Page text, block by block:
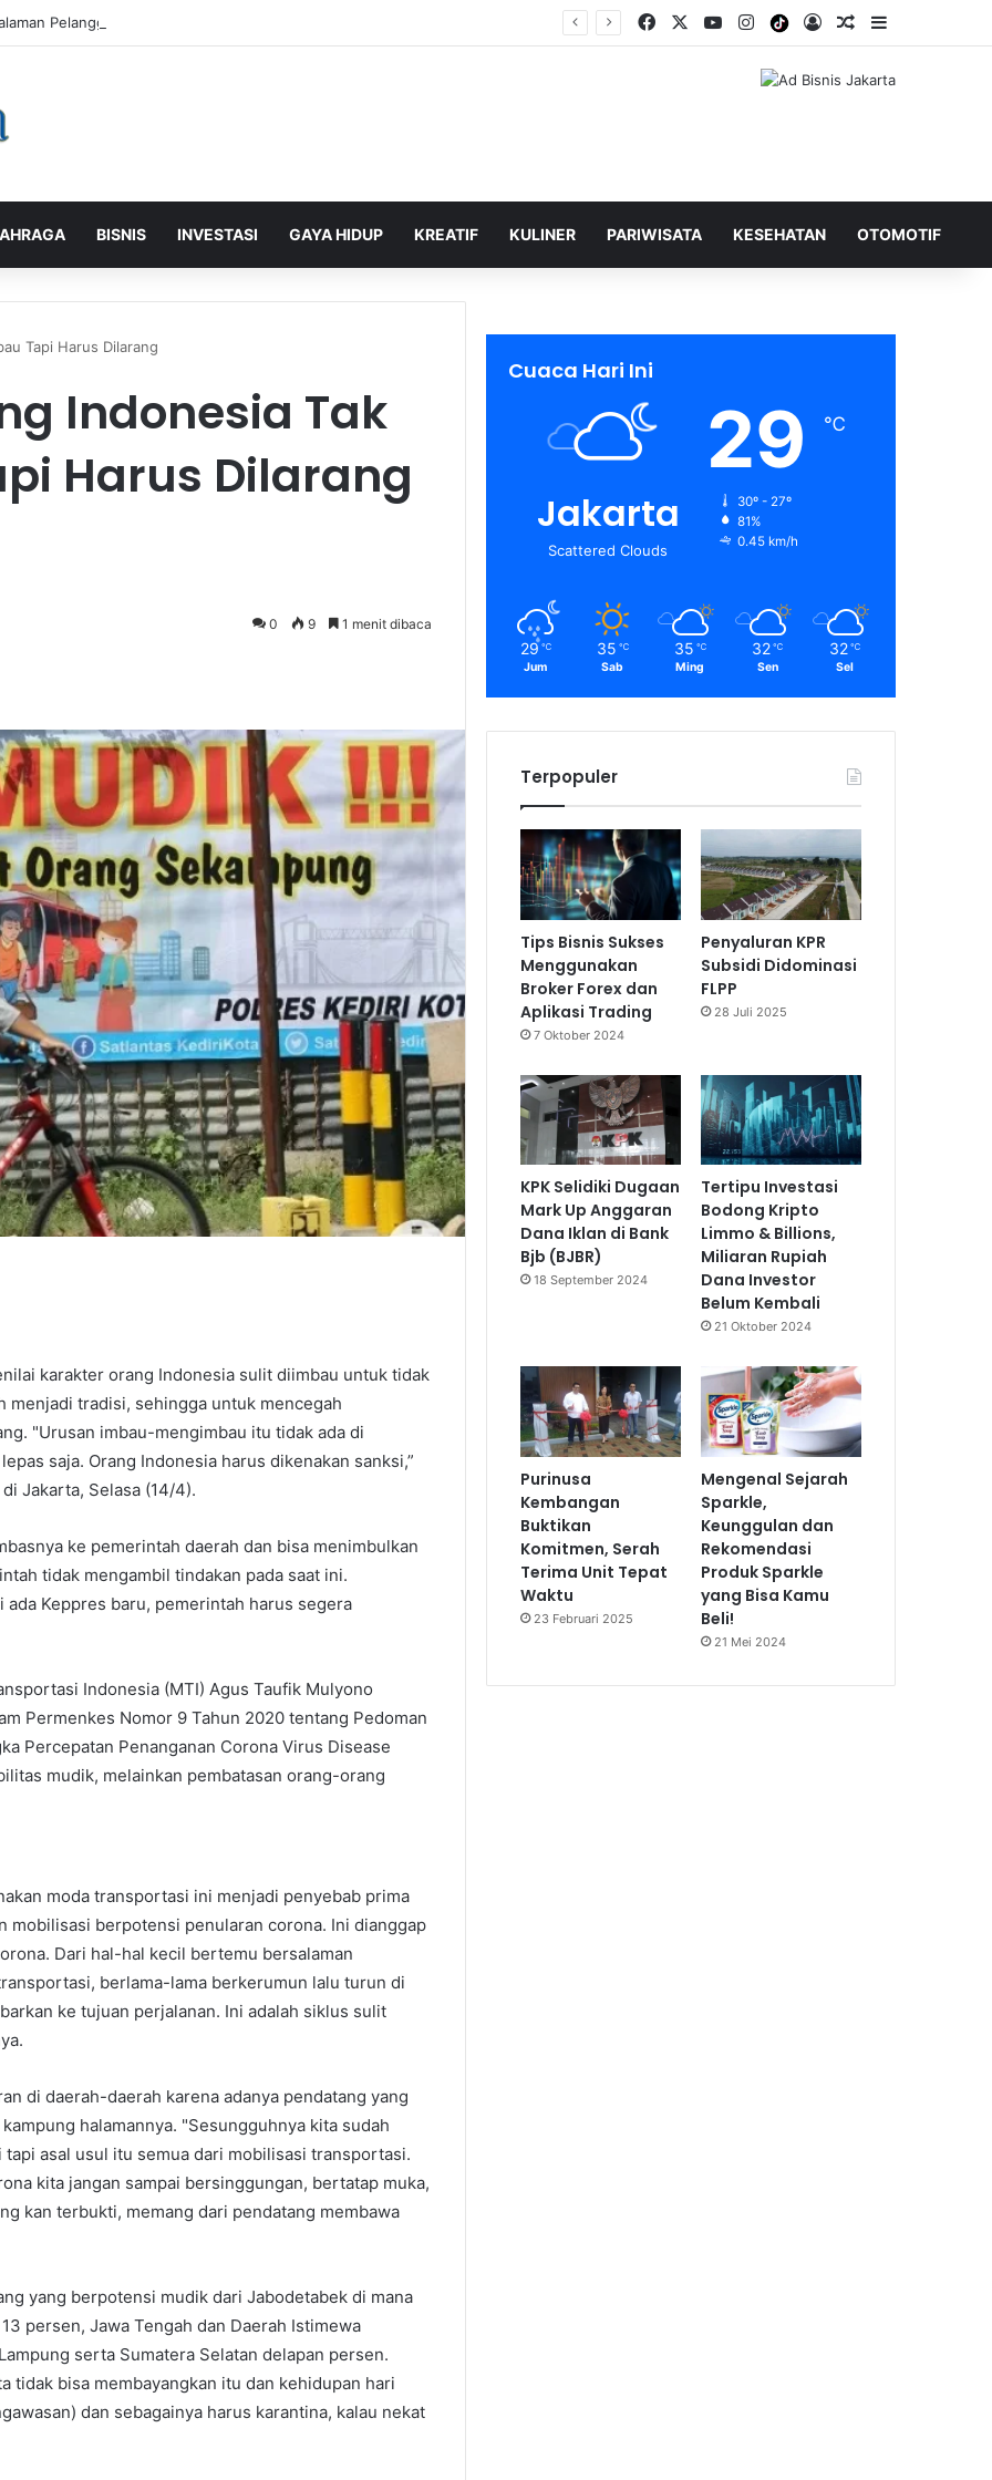
Pelanggan, PLN Icon Plus Sabet Tiga Penghargaan CCW 2026 Facebook YouTubeInstagramTiktokLog InShuffle Berita
BISNIS INVESTASI GAYA HIDUP KREATIF KULINER PARIWISATA KESEHATAN OTOMOTIF
Tapi Harus Dilarang
Indonesia Tak
Harus Dilarang
0 9 1 menit dibaca
karakter orang Indonesia sulit diimbau untuk tidak
menjadi tradisi, sehingga untuk mencegah
"Urusan imbau-mengimbau itu tidak ada di
saja. Orang Indonesia harus dikenakan sanksi,”
Jakarta, Selasa (14/4).
ke pemerintah daerah dan bisa menimbulkan
tidak mengambil tindakan pada saat ini.
Keppres baru, pemerintah harus segera
Indonesia (MTI) Agus Taufik Mulyono
Permenkes Nomor 9 Tahun 2020 tentang Pedoman
Percepatan Penanganan Corona Virus Disease
mudik, melainkan pembatasan orang-orang
moda transportasi ini menjadi penyebab prima
mobilisasi berpotensi penularan corona. Ini dianggap
Dari hal-hal kecil bertemu bersalaman
berlama-lama berkerumun lalu turun di
ke tujuan perjalanan. Ini adalah siklus sulit
di daerah-daerah karena adanya pendatang yang
halamannya. "Sesungguhnya kita sudah
asal usul itu semua dari mobilisasi transportasi.
kita jangan sampai bersinggungan, bertatap muka,
kan terbukti, memang dari pendatang membawa
yang berpotensi mudik dari Jabodetabek di mana
persen, Jawa Tengah dan Daerah Istimewa
serta Sumatera Selatan delapan persen.
tidak bisa membayangkan itu dan kehidupan hari
dan sebagainya harus karantina, kalau nekat
Cuaca Hari Ini
Jakarta
Scattered Clouds
29 ℃
30º - 27º
81%
0.45 km/h
29 ℃
Jum
35 ℃
Sab
35 ℃
Ming
32 ℃
Sen
32 ℃
Sel
Terpopuler
Tips Bisnis Sukses
Menggunakan
Broker Forex dan
Aplikasi Trading
7 Oktober 2024
Penyaluran KPR
Subsidi Didominasi
FLPP
28 Juli 2025
KPK Selidiki Dugaan
Mark Up Anggaran
Dana Iklan di Bank
Bjb (BJBR)
18 September 2024
Tertipu Investasi
Bodong Kripto
Limmo & Billions,
Miliaran Rupiah
Dana Investor
Belum Kembali
21 Oktober 2024
Purinusa
Kembangan
Buktikan
Komitmen, Serah
Terima Unit Tepat
Waktu
23 Februari 2025
Mengenal Sejarah
Sparkle,
Keunggulan dan
Rekomendasi
Produk Sparkle
yang Bisa Kamu
Beli!
21 Mei 2024